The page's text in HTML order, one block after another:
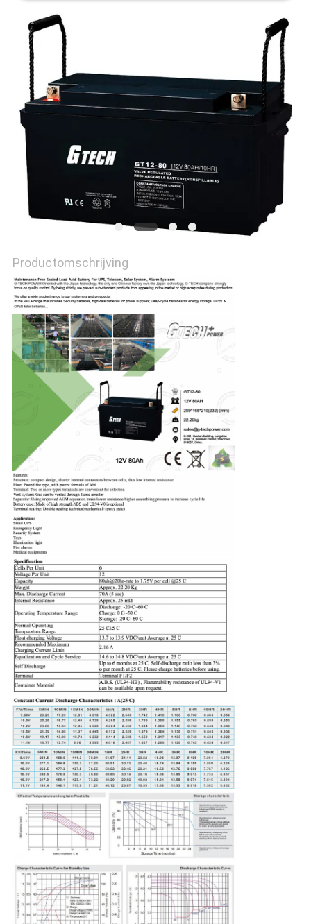
SITEMAP
PRIVACYBELEID
Productomschrijving